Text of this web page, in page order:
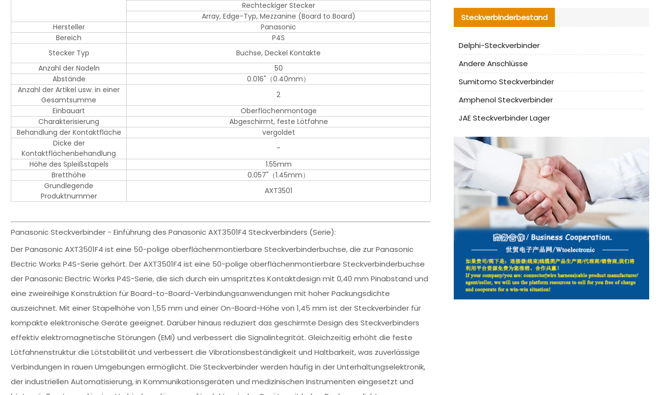
Rechteckiger Stecker
Array, Edge-Typ, Mezzanine (Board to Board)
Hersteller
Panasonic
Bereich
P4S
Stecker Typ
Buchse, Deckel Kontakte
Anzahl der Nadeln
50
Abstände
0.016"（0.40mm）
Anzahl der Artikel usw. in einer
Gesamtsumme
2
Einbauart
Oberflächenmontage
Charakterisierung
Abgeschirmt, feste Lötfahne
Behandlung der Kontaktfläche
vergoldet
Dicke der
Kontaktflächenbehandlung
-
Höhe des Spleißstapels
1.55mm
Bretthöhe
0.057"（1.45mm）
Grundlegende
Produktnummer
AXT3501
Panasonic Steckverbinder - Einführung des Panasonic AXT3501F4 Steckverbinders (Serie):
Der Panasonic AXT3501F4 ist eine 50-polige oberflächenmontierbare Steckverbinderbuchse, die zur Panasonic
Electric Works P4S-Serie gehört. Der AXT3501F4 ist eine 50-polige oberflächenmontierbare Steckverbinderbuchse
der Panasonic Electric Works P4S-Serie, die sich durch ein umspritztes Kontaktdesign mit 0,40 mm Pinabstand und
eine zweireihige Konstruktion für Board-to-Board-Verbindungsanwendungen mit hoher Packungsdichte
auszeichnet. Mit einer Stapelhöhe von 1,55 mm und einer On-Board-Höhe von 1,45 mm ist der Steckverbinder für
kompakte elektronische Geräte geeignet. Darüber hinaus reduziert das geschirmte Design des Steckverbinders
effektiv elektromagnetische Störungen (EMI) und verbessert die Signalintegrität. Gleichzeitig erhöht die feste
Lötfahnenstruktur die Lötstabilität und verbessert die Vibrationsbeständigkeit und Haltbarkeit, was zuverlässige
Verbindungen in rauen Umgebungen ermöglicht. Die Steckverbinder werden häufig in der Unterhaltungselektronik,
der industriellen Automatisierung, in Kommunikationsgeräten und medizinischen Instrumenten eingesetzt und
Steckverbinderbestand
Delphi-Steckverbinder
Andere Anschlüsse
Sumitomo Steckverbinder
Amphenol Steckverbinder
JAE Steckverbinder Lager